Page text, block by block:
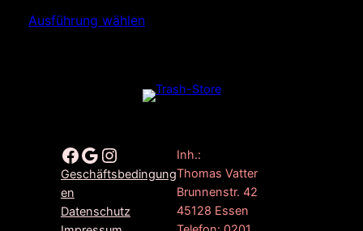
Ausführung wählen
Facebook Google Instagram
Geschäftsbedingung
en
Datenschutz
Inh.:
Thomas Vatter
Brunnenstr. 42
45128 Essen